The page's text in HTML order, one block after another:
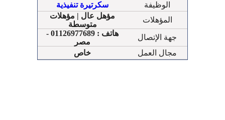
سكرتيرة تنفيذية
الوظيفة
مؤهل عال | مؤهلات
متوسطة
المؤهلات
هاتف : 01126977689 -
مصر
جهة الإتصال
خاص
مجال العمل